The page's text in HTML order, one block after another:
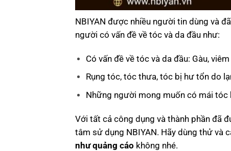
NBIYAN được nhiều người tin dùng và
người có vấn đề về tóc và da đầu như:
Có vấn đề về tóc và da đầu: Gàu,
Rụng tóc, tóc thưa, tóc bị hư tổn do
Những người mong muốn có mái tóc
Với tất cả công dụng và thành phần đã
tâm sử dụng NBIYAN. Hãy dùng thử và
như quảng cáo không nhé.